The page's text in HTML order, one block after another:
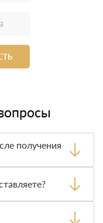
получения
этом, если
качества, то
товарно-